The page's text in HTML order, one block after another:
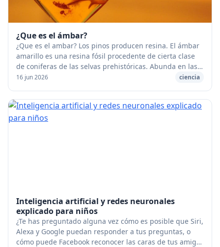
¿Que es el ámbar?
¿Que es el ambar? Los pinos producen resina. El ámbar
amarillo es una resina fósil procedente de cierta clase
de coniferas de las selvas prehistóricas. Abunda en las
arenas de las playas del Báltico; ...
16 jun 2026 ciencia
Inteligencia artificial y redes neuronales
explicado para niños
¿Te has preguntado alguna vez cómo es posible que Siri,
Alexa y Google puedan responder a tus preguntas, o
cómo puede Facebook reconocer las caras de tus amigos